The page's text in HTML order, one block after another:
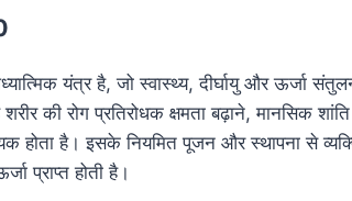
यंत्र है, जो स्वास्थ्य, दीर्घायु और ऊर्जा
की रोग प्रतिरोधक क्षमता बढ़ाने, मानसिक
होता है। इसके नियमित पूजन और स्थापना से
प्राप्त होती है।